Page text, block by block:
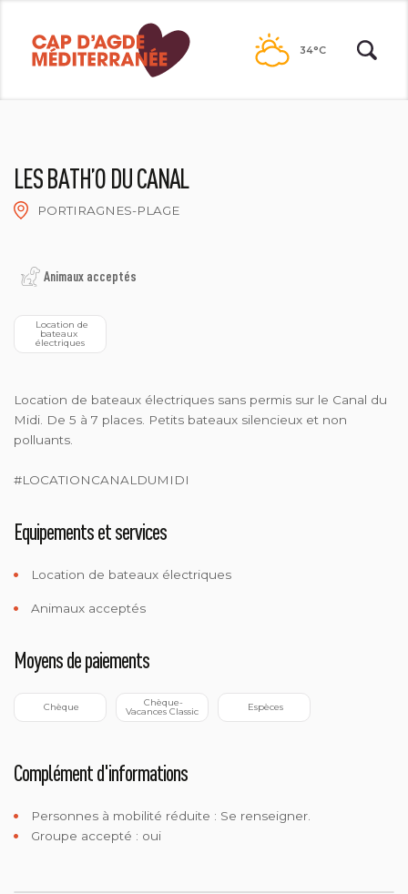
contenu
34°C
LES BATH’O DU CANAL
PORTIRAGNES-PLAGE
Animaux acceptés
bateaux
électriques
Location de bateaux électriques sans permis sur le Canal du
Midi. De 5 à 7 places. Petits bateaux silencieux et non
polluants.
#LOCATIONCANALDUMIDI
Equipements et services
Location de bateaux électriques
Animaux acceptés
Moyens de paiements
Chèque Vacances Classic Espèces
Complément d'informations
Personnes à mobilité réduite : Se renseigner.
Groupe accepté : oui